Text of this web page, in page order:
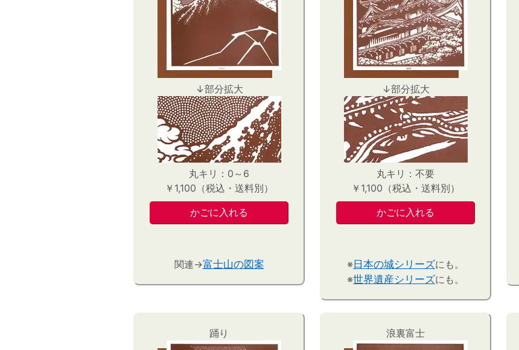
↓部分拡大
丸キリ：0～6
￥1,100（税込・送料別）
関連→富士山の図案
↓部分拡大
丸キリ：不要
￥1,100（税込・送料別）
※ 日本の城シリーズにも。
※世界遺産シリーズにも。
踊り 浪裏富士